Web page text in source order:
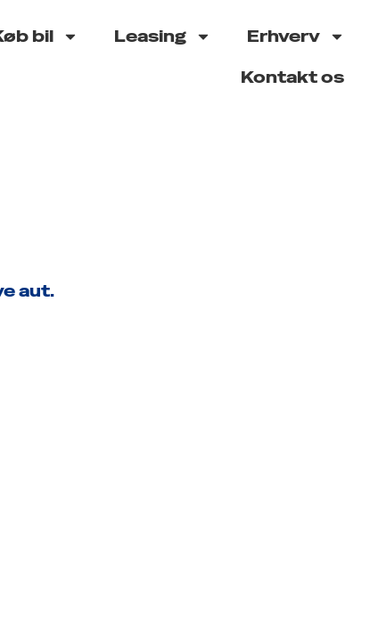
bil Leasing Erhverv
Kontakt os
aut.